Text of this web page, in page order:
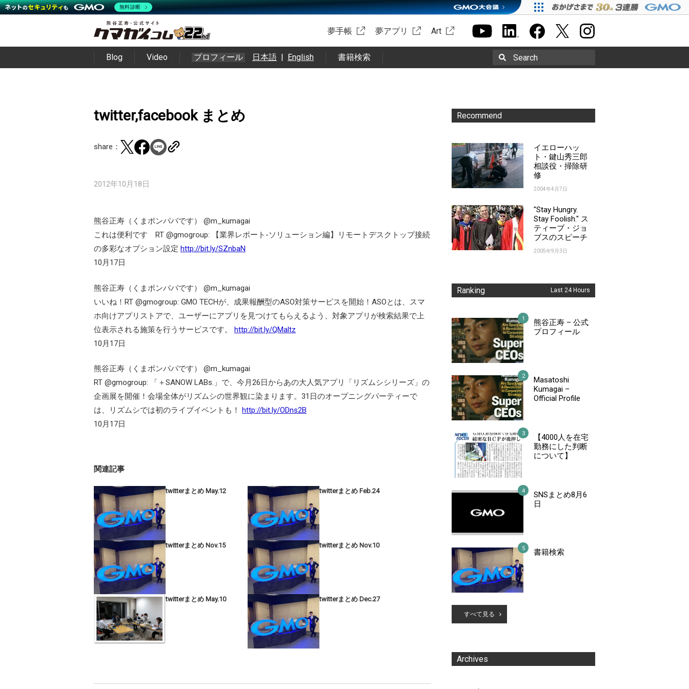
夢手帳 夢アプリ Art
Blog Video プロフィール 日本語 | English 書籍検索 Search
twitter,facebook まとめ
share：
2012年10月18日
熊谷正寿（くまポンパパです） ‏@m_kumagai
これは便利です RT @gmogroup: 【業界レポート-ソリューション編】リモートデスクトップ接続
の多彩なオプション設定 http://bit.ly/SZnbaN
10月17日
熊谷正寿（くまポンパパです） ‏@m_kumagai
いいね！RT @gmogroup: GMO TECHが、成果報酬型のASO対策サービスを開始！ASOとは、スマ
ホ向けアプリストアで、ユーザーにアプリを見つけてもらえるよう、対象アプリが検索結果で上
位表示される施策を行うサービスです。 http://bit.ly/QMaltz
10月17日
熊谷正寿（くまポンパパです） ‏@m_kumagai
RT @gmogroup: 「＋SANOW LABs.」で、今月26日からあの大人気アプリ「リズムシシリーズ」の
企画展を開催！会場全体がリズムシの世界観に染まります。31日のオープニングパーティーで
は、リズムシでは初のライブイベントも！ http://bit.ly/ODns2B
10月17日
関連記事
twitterまとめ May.12 twitterまとめ Feb.24
twitterまとめ Nov.15 twitterまとめ Nov.10
twitterまとめ May.10 twitterまとめ Dec.27
Recommend
イエローハッ
ト・鍵山秀三郎
相談役・掃除研
修
2004年4月7日
"Stay Hungry.
Stay Foolish." ス
ティーブ・ジョ
ブスのスピーチ
2005年9月3日
Ranking Last 24 Hours
熊谷正寿 – 公式
プロフィール
Masatoshi
Kumagai –
Official Profile
【4000人を在宅
勤務にした判断
について】
SNSまとめ8月6
日
書籍検索
すべて見る
Archives
無料診断